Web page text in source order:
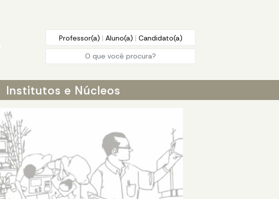
Professor(a) | Aluno(a) | Candidato(a)
Institutos e Núcleos